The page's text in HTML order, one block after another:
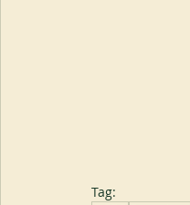
Tag: